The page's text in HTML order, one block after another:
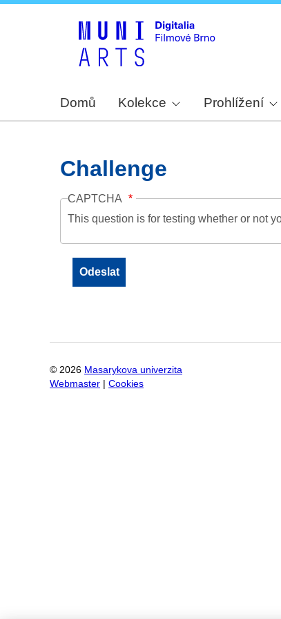
Domů Kolekce Prohlížení
Challenge
CAPTCHA
This question is for testing whether or not
© 2026 Masarykova univerzita
Webmaster
Cookies